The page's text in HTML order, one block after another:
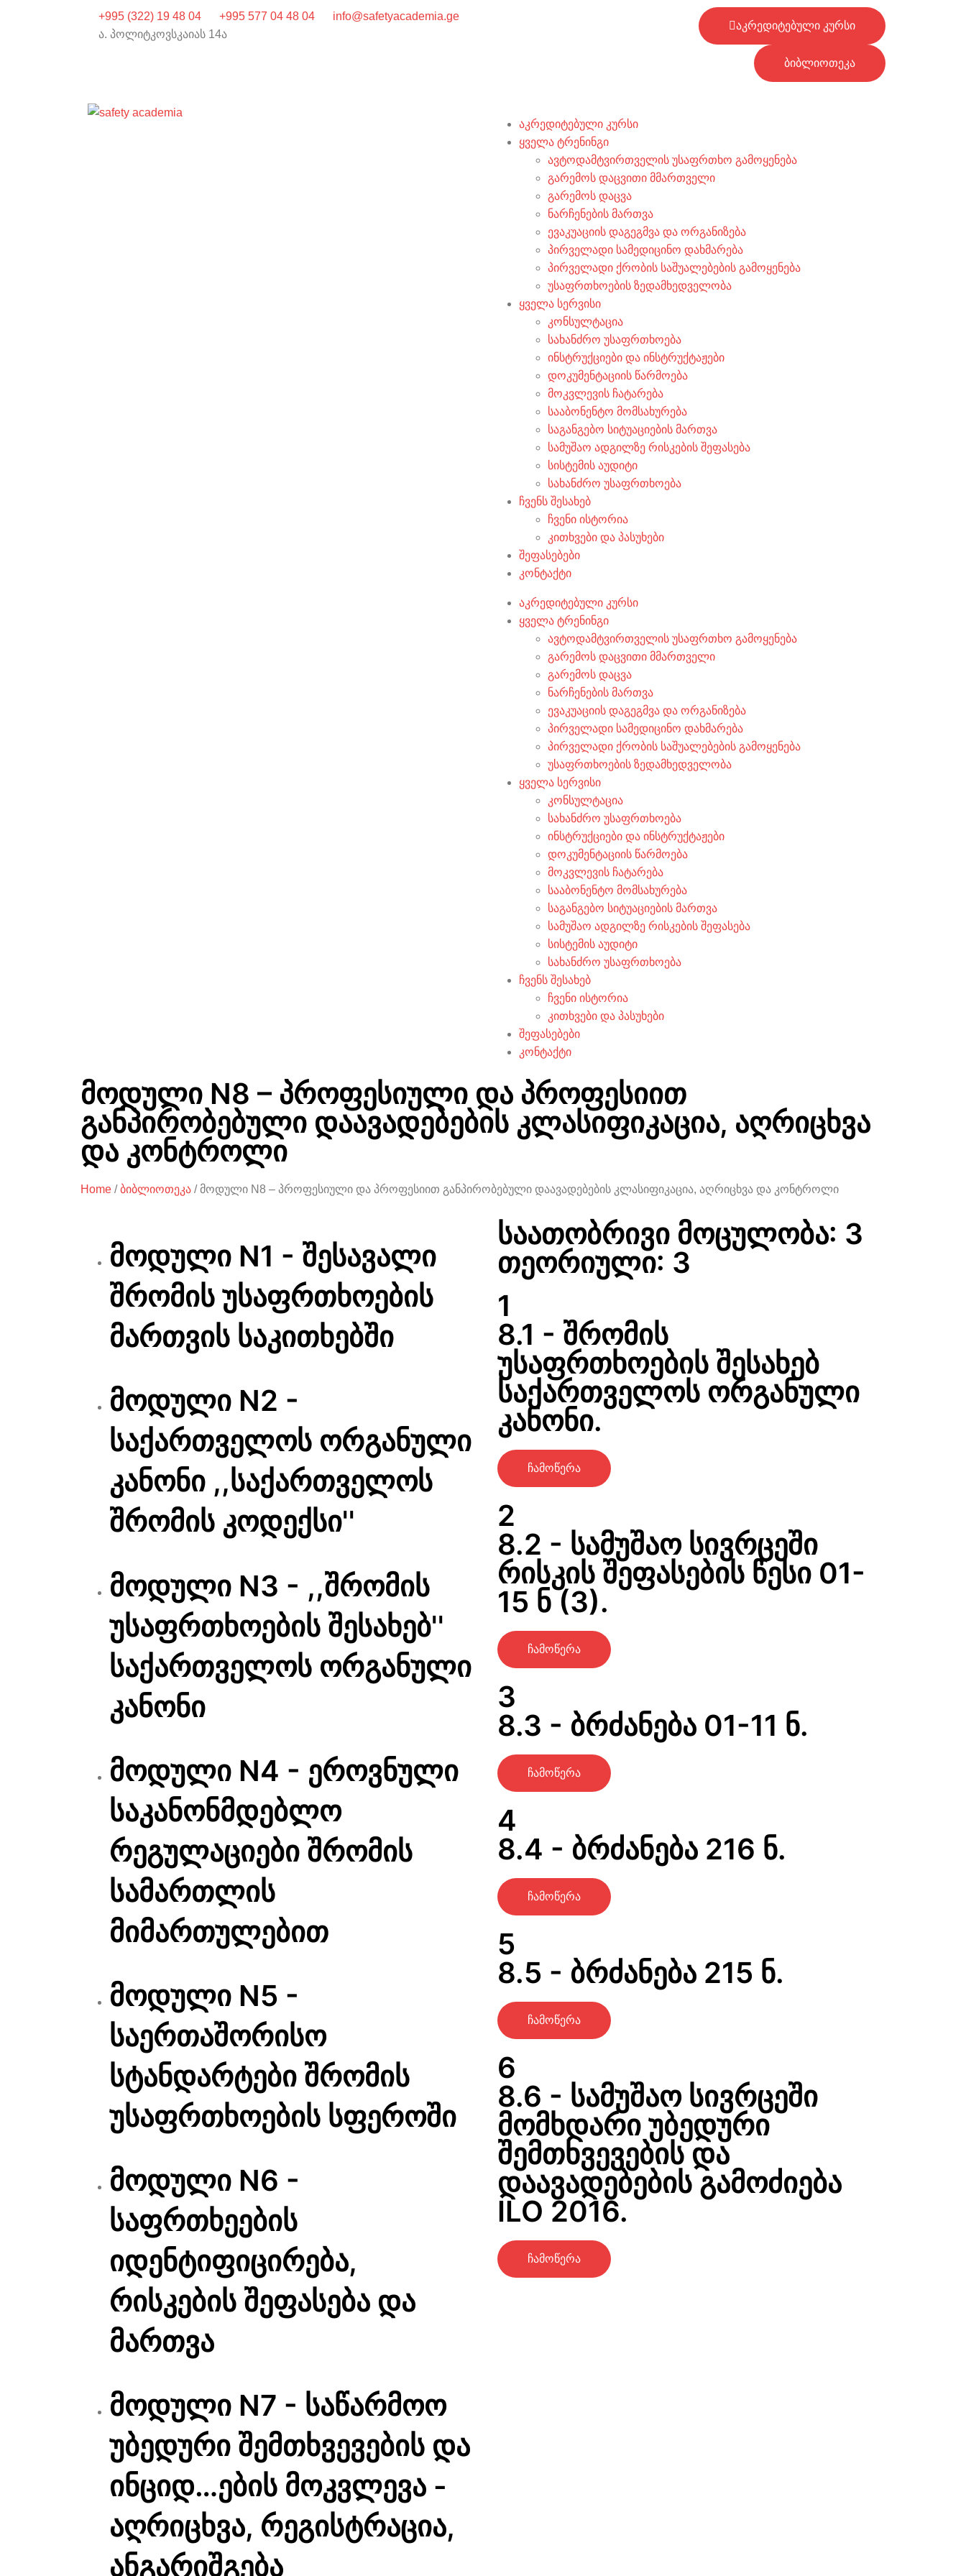
+995 (322) 19 48 04 +995 577 04 48 04
info@safetyacademia.ge
ა. პოლიტკოვსკაიას 14ა
აკრედიტებული კურსი
ბიბლიოთეკა
აკრედიტებული კურსი
ყველა ტრენინგი
ავტოდამტვირთველის უსაფრთხო გამოყენება
გარემოს დაცვითი მმართველი
გარემოს დაცვა
ნარჩენების მართვა
ევაკუაციის დაგეგმვა და ორგანიზება
პირველადი სამედიცინო დახმარება
პირველადი ქრობის საშუალებების გამოყენება
უსაფრთხოების ზედამხედველობა
ყველა სერვისი
კონსულტაცია
სახანძრო უსაფრთხოება
ინსტრუქციები და ინსტრუქტაჟები
დოკუმენტაციის წარმოება
მოკვლევის ჩატარება
სააბონენტო მომსახურება
საგანგებო სიტუაციების მართვა
სამუშაო ადგილზე რისკების შეფასება
სისტემის აუდიტი
სახანძრო უსაფრთხოება
ჩვენს შესახებ
ჩვენი ისტორია
კითხვები და პასუხები
შეფასებები
კონტაქტი
აკრედიტებული კურსი
ყველა ტრენინგი
ავტოდამტვირთველის უსაფრთხო გამოყენება
გარემოს დაცვითი მმართველი
გარემოს დაცვა
ნარჩენების მართვა
ევაკუაციის დაგეგმვა და ორგანიზება
პირველადი სამედიცინო დახმარება
პირველადი ქრობის საშუალებების გამოყენება
უსაფრთხოების ზედამხედველობა
ყველა სერვისი
კონსულტაცია
სახანძრო უსაფრთხოება
ინსტრუქციები და ინსტრუქტაჟები
დოკუმენტაციის წარმოება
მოკვლევის ჩატარება
სააბონენტო მომსახურება
საგანგებო სიტუაციების მართვა
სამუშაო ადგილზე რისკების შეფასება
სისტემის აუდიტი
სახანძრო უსაფრთხოება
ჩვენს შესახებ
ჩვენი ისტორია
კითხვები და პასუხები
შეფასებები
კონტაქტი
მოდული N8 – პროფესიული და პროფესიით
განპირობებული დაავადებების კლასიფიკაცია, აღრიცხვა
და კონტროლი
Home /ბიბლიოთეკა / მოდული N8 – პროფესიული და პროფესიით განპირობებული დაავადებების კლასიფიკაცია, აღრიცხვა და კონტროლი
მოდული N1 - შესავალი
შრომის უსაფრთხოების
მართვის საკითხებში
მოდული N2 -
საქართველოს ორგანული
კანონი ,,საქართველოს
შრომის კოდექსი''
მოდული N3 - ,,შრომის
უსაფრთხოების შესახებ''
საქართველოს ორგანული
კანონი
მოდული N4 - ეროვნული
საკანონმდებლო
რეგულაციები შრომის
სამართლის
მიმართულებით
მოდული N5 -
საერთაშორისო
სტანდარტები შრომის
უსაფრთხოების სფეროში
მოდული N6 -
საფრთხეების
იდენტიფიცირება,
რისკების შეფასება და
მართვა
მოდული N7 - საწარმოო
უბედური შემთხვევების და
ინციდ…ების მოკვლევა -
აღრიცხვა, რეგისტრაცია,
ანგარიშგება
საათობრივი მოცულობა: 3
თეორიული: 3
1
8.1 - შრომის
უსაფრთხოების შესახებ
საქართველოს ორგანული
კანონი.
ჩამოწერა
2
8.2 - სამუშაო სივრცეში
რისკის შეფასების წესი 01-
15 ნ (3).
ჩამოწერა
3
8.3 - ბრძანება 01-11 ნ.
ჩამოწერა
4
8.4 - ბრძანება 216 ნ.
ჩამოწერა
5
8.5 - ბრძანება 215 ნ.
ჩამოწერა
6
8.6 - სამუშაო სივრცეში
მომხდარი უბედური
შემთხვევების და
დაავადებების გამოძიება
ILO 2016.
ჩამოწერა